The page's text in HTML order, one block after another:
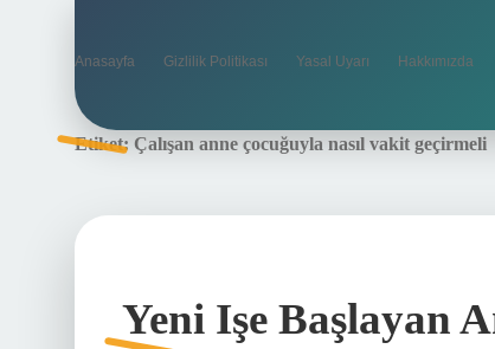
Anasayfa Gizlilik Politikası Yasal Uyarı Hakkımızda
Etiket: Çalışan anne çocuğuyla nasıl vakit geçirmeli
Yeni Işe Başlayan